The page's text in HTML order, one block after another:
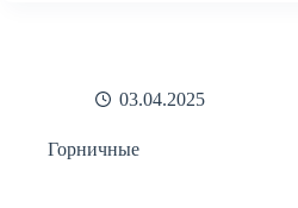
03.04.2025
Горничные